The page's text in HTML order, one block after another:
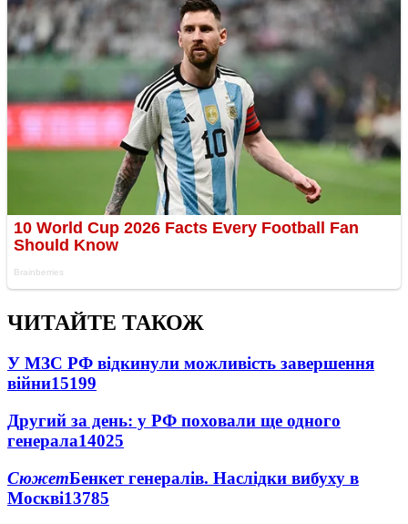
ЧИТАЙТЕ ТАКОЖ
У МЗС РФ відкинули можливість завершення
війни15199
Другий за день: у РФ поховали ще одного
генерала14025
СюжетБенкет генералів. Наслідки вибуху в
Москві13785